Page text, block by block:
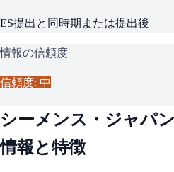
ES提出と同時期または提出後
情報の信頼度
信頼度: 中
シーメンス・ジャパン
情報と特徴